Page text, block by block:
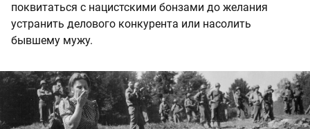
поквитаться с нацистскими бонзами до желания
устранить делового конкурента или насолить
бывшему мужу.